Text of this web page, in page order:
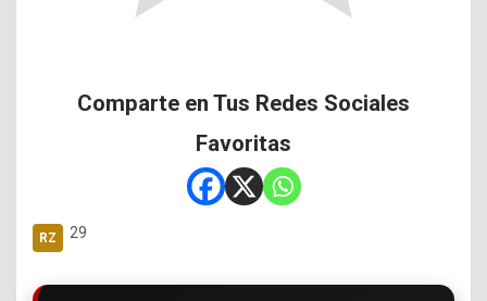
Comparte en Tus Redes Sociales
Favoritas
29